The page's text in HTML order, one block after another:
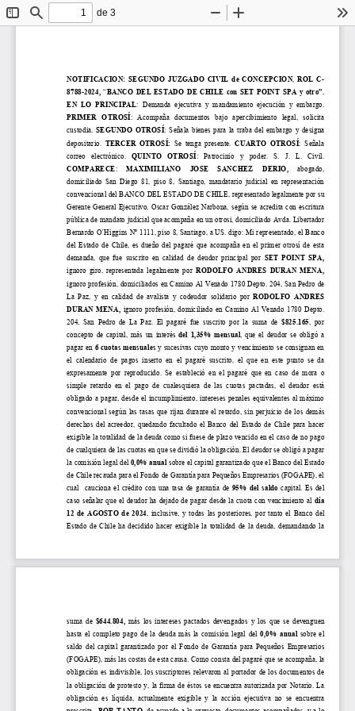
CambiarBuscar
de 3
Reducir
NOTIFICACION: SEGUNDO JUZGADO CIVIL de CONCEPCION, ROL C-
8788-2024, “BANCO DEL ESTADO DE CHILE con SET POINT SPA y otro”.
EN  LO  PRINCIPAL: Demanda ejecutiva  y  mandamiento  ejecución  y  embargo.
PRIMER  OTROSÍ:  Acompaña  documentos bajo  apercibimiento  legal,
solicita
custodia. SEGUNDO OTROSÍ: Señala bienes para la traba del embargo y designa
depositario.
TERCER  OTROSÍ: Se  tenga  presente. CUARTO  OTROSÍ:  Señala
correo  electrónico.
QUINTO  OTROSÍ:  Patrocinio  y  poder.  S.  J.  L.  Civil.
COMPARECE: MAXIMILIANO JOSE SANCHEZ DERIO
abogado,
domiciliado  San  Diego  81,  piso  8,  Santiago,  mandatario  judicial  en  representación
convencional del BANCO DEL ESTADO DE CHILE, representado legalmente por su
Gerente General Ejecutivo, Oscar González Narbona, según se acredita con escritura
pública de mandato judicial que acompaña en un otrosi, domiciliado Avda. Libertador
Bernardo O ́Higgins Nº 1111, piso 8, Santiago, a US. digo: Mi representado, el Banco
del Estado de Chile, es dueño del pagaré que acompaña en el primer otrosí de esta
demanda, que  fue suscrito en  calidad  de  deudor principal por SET POINT SPA,
ignoro giro,  representada  legalmente  por RODOLFO ANDRES DURAN MENA,
ignoro profesión , domiciliados en Camino Al Venado 1780 Depto. 204, San Pedro de
La  Paz,  y  en  calidad  de  avalista  y  codeudor  solidario  por RODOLFO ANDRES
DURAN MENA
ignoro profesión, domiciliado en Camino Al Venado 1780 Depto.
204,  San  Pedro  de  La  Paz. El  pagaré  fue  suscrito  por  la  suma  de $825.165,
por
concepto de capital, más un interés del 1 ,35% mensual , que el deudor se obligó a
pagar en 6 cuotas mensuales y sucesivas cuyo monto y vencimiento se consignan en
el  calendario  de  pagos  inserto  en  el  pagaré  suscrito,  el  que  en  este  punto se  da
expresamente  por  reproducido.  Se  estableció  en  el  pagaré  que  en  caso  de  mora  o
simple  retardo  en  el  pago  de  cualesquiera  de  las  cuotas  pactadas,  el  deudor  está
obligado a pagar, desde el incumplimiento, intereses penales equivalentes al máximo
convencional según las tasas que rijan durante el retardo, sin perjuicio de los demás
derechos del acreedor, quedando facultado el Banco del Estado de Chile para hacer
exigible la totalidad de la deuda como si fuese de plazo vencido en el caso de no pago
de cualquiera de las cuotas en que se dividió la obligación. El deudor se obligó a pagar
la comisión legal del 0,0% anual sobre el capital garantizado que el Banco del Estado
de Chile recauda para el Fondo de Garantía para Pequeños Empresarios (FOGAPE), el
cual  cauciona el crédito con una tasa de garantía de 95% del saldo capital. Es del
caso señalar que el deudor ha dejado de pagar desde la cuota con vencimiento al día
12 de AGOSTO de 2024, inclusive, y todas las posteriores, por tanto el Banco del
Estado de Chile ha decidido hacer exigible la totalidad de la deuda, demandando la
suma  de $644.804, más  los  intereses  pactados  devengados  y  los  que  se  devenguen
hasta el completo pago de la deuda más la comisión legal del 0,0% anual sobre el
saldo  del  capital  garantizado  por  el  Fondo  de  Garantía  para  Pequeños  Empresarios
(FOGAPE), más las costas de esta causa. Como consta del pagaré que se acompaña, la
obligación es indivisible, los suscriptores relevaron al portador de los documentos de
la obligación de protesto y, la firma de éstos se encuentra autorizada por Notario. La
obligación  es líquida,  actualmente  exigible  y  la  acción  ejecutiva  no  se encuentra